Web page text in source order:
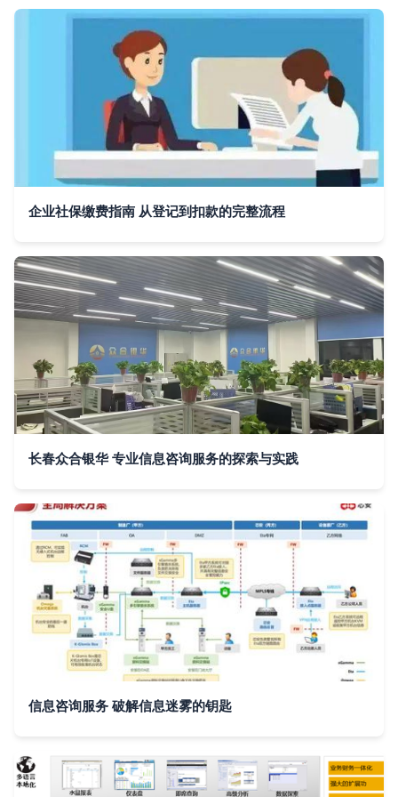
企业社保缴费指南 从登记到扣款的完整流程
长春众合银华 专业信息咨询服务的探索与实践
信息咨询服务 破解信息迷雾的钥匙